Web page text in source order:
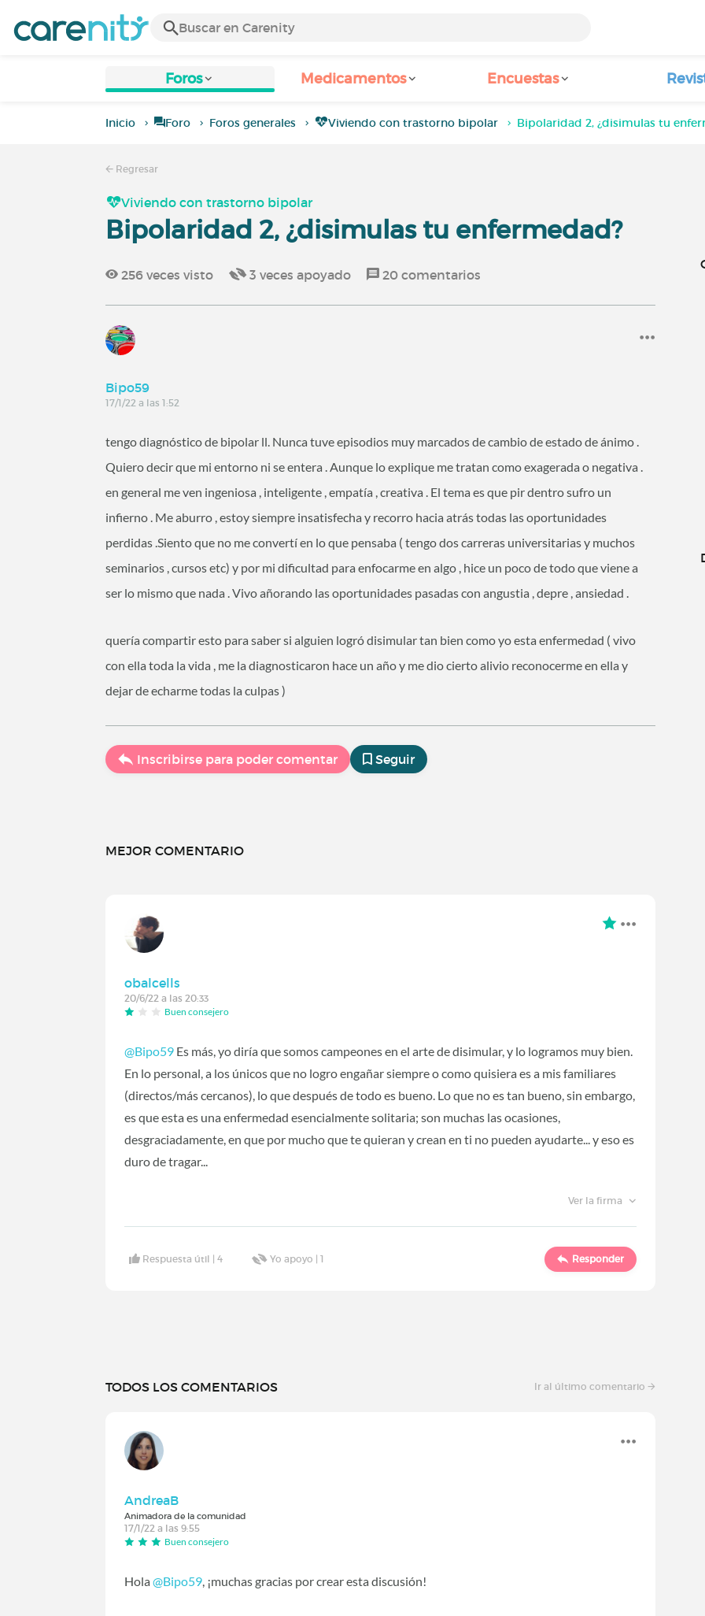
Foros Medicamentos Encuestas
Inicio Foro Foros generales Viviendo con trastorno bipolar Bipolaridad 2, ¿disimulas tu
Regresar
Viviendo con trastorno bipolar
Bipolaridad 2, ¿disimulas tu enfermedad?
256 veces visto 3 veces apoyado 20 comentarios
Bipo59
17/1/22 a las 1:52
tengo diagnóstico de bipolar ll. Nunca tuve episodios muy marcados de cambio de estado de ánimo .
Quiero decir que mi entorno ni se entera . Aunque lo explique me tratan como exagerada o negativa .
en general me ven ingeniosa , inteligente , empatía , creativa . El tema es que pir dentro sufro un
infierno . Me aburro , estoy siempre insatisfecha y recorro hacia atrás todas las oportunidades
perdidas .Siento que no me convertí en lo que pensaba ( tengo dos carreras universitarias y muchos
seminarios , cursos etc) y por mi dificultad para enfocarme en algo , hice un poco de todo que viene a
ser lo mismo que nada . Vivo añorando las oportunidades pasadas con angustia , depre , ansiedad .
quería compartir esto para saber si alguien logró disimular tan bien como yo esta enfermedad ( vivo
con ella toda la vida , me la diagnosticaron hace un año y me dio cierto alivio reconocerme en ella y
dejar de echarme todas la culpas )
Inscribirse para poder comentar Seguir
MEJOR COMENTARIO
obalcells
20/6/22 a las 20:33
Buen consejero
@Bipo59 Es más, yo diría que somos campeones en el arte de disimular, y lo logramos muy bien.
En lo personal, a los únicos que no logro engañar siempre o como quisiera es a mis familiares
(directos/más cercanos), lo que después de todo es bueno. Lo que no es tan bueno, sin embargo,
es que esta es una enfermedad esencialmente solitaria; son muchas las ocasiones,
desgraciadamente, en que por mucho que te quieran y crean en ti no pueden ayudarte... y eso es
duro de tragar...
Ver la firma
Respuesta útil |4 Yo apoyo |1 Responder
TODOS LOS COMENTARIOS Ir al último comentario
AndreaB
Animadora de la comunidad
17/1/22 a las 9:55
Buen consejero
Hola@Bipo59 , ¡muchas gracias por crear esta discusión!